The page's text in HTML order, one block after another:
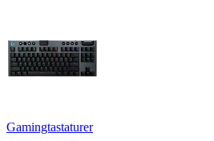
Gamingtastaturer